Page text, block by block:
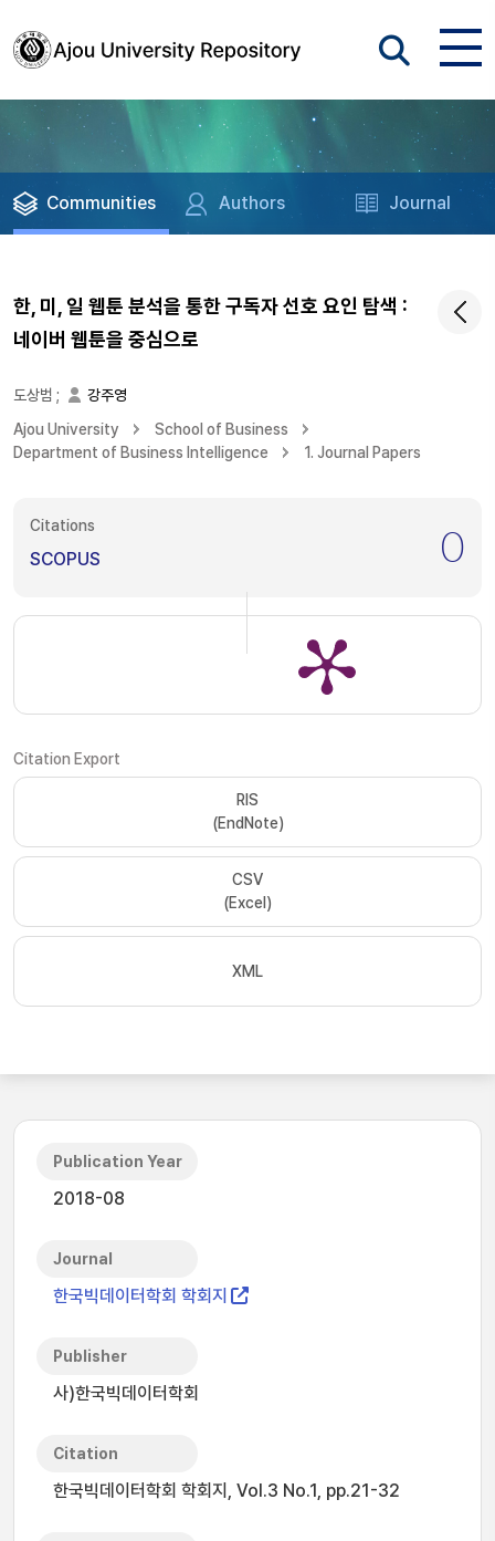
Communities Authors Journal
한, 미, 일 웹툰 분석을 통한 구독자 선호 요인 탐색 :
네이버 웹툰을 중심으로
도상범 ;
강주영
Ajou University
School of Business
Department of Business Intelligence
1. Journal Papers
Citations
SCOPUS 0
Citation Export
RIS
(EndNote)
CSV
(Excel)
XML
Publication Year
2018-08
Journal
한국빅데이터학회 학회지
Publisher
사)한국빅데이터학회
Citation
한국빅데이터학회 학회지, Vol.3 No.1, pp.21-32